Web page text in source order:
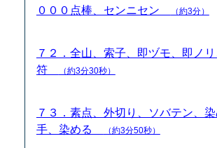
０００点棒、センニセン
（約3分）
７２．全山、索子、即ヅモ、即ノ
符
（約3分30秒）
７３．素点、外切り、ソバテン、
手、染める
（約3分50秒）